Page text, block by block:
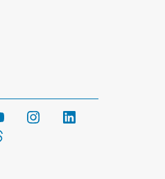
YouTube Instagram